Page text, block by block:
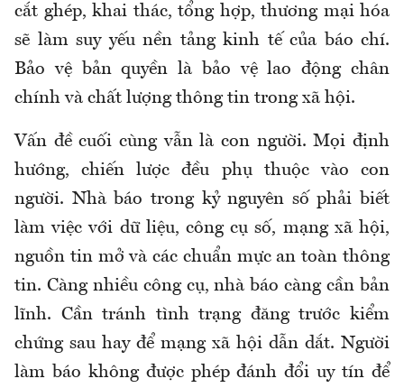
cắt ghép, khai thác, tổng hợp, thương mại hóa
sẽ làm suy yếu nền tảng kinh tế của báo chí.
Bảo vệ bản quyền là bảo vệ lao động chân
chính và chất lượng thông tin trong xã hội.
Vấn đề cuối cùng vẫn là con người. Mọi định
hướng, chiến lược đều phụ thuộc vào con
người. Nhà báo trong kỷ nguyên số phải biết
làm việc với dữ liệu, công cụ số, mạng xã hội,
nguồn tin mở và các chuẩn mực an toàn thông
tin. Càng nhiều công cụ, nhà báo càng cần bản
lĩnh. Cần tránh tình trạng đăng trước kiểm
chứng sau hay để mạng xã hội dẫn dắt. Người
làm báo không được phép đánh đổi uy tín để